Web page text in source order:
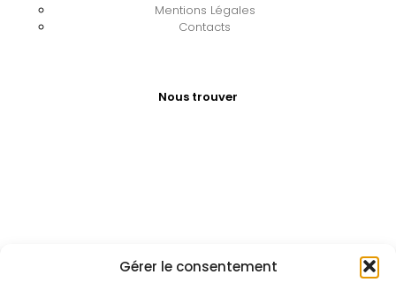
Gérer le consentement
Mentions Légales
Contacts
Nous trouver